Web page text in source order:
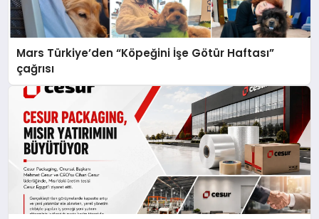
Mars Türkiye’den “Köpeğini İşe Götür Haftası”
çağrısı